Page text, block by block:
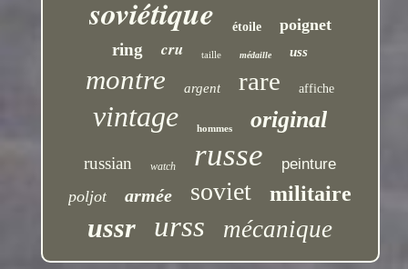
soviétique étoile poignet
ring cru taille médaille uss
montre argent rare affiche
vintage hommes original
russian watch russe peinture
poljot armée soviet militaire
ussr urss mécanique